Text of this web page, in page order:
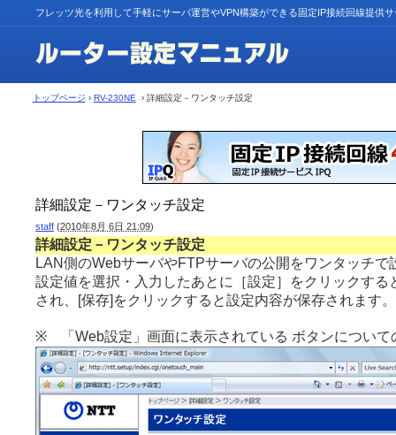
フレッツ光を利用して手軽にサーバ運営やVPN構築ができる固定IP接続回線提供
トップページ › RV-230NE › 詳細設定－ワンタッチ設定
詳細設定－ワンタッチ設定
staff (2010年8月 6日 21:09)
詳細設定－ワンタッチ設定
LAN側のWebサーバやFTPサーバの公開をワンタッチで
設定値を選択・入力したあとに［設定］をクリックする
され、[保存]をクリックすると設定内容が保存されます。
※ 「Web設定」画面に表示されている ボタンについて